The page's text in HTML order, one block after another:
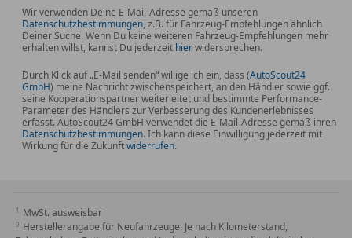
Technologie & Performance:
Angetrieben von einem 4,4 l V8 Twin-Turbo, liefert
dieses Kunstwerk auf Rädern kräftige 530 PS,
kombiniert mit serienmäßiger xDrive-Allrad.
Ausstattung auf höchstem Niveau: Integral-
Parkassistenzsystem Plus, HiFi System von Bowers
& Wilkins, volldigitales Live Cockpit Professional
Wir verwenden Deine E-Mail-Adresse gemäß unseren
Datenschutzbestimmungen, z.B. für Fahrzeug-Empfehlungen ähnlich
Deiner Suche. Wenn Du keine weiteren Fahrzeug-Empfehlungen mehr
erhalten willst, kannst Du jederzeit hierwidersprechen.
Durch Klick auf „E-Mail senden“ willige ich ein, dass (AutoScout24
GmbH) meine Nachricht zwischenspeichert, an den Händler sowie ggf.
seine Kooperationspartner weiterleitet und bestimmte Performance-
Parameter des Händlers zur Verbesserung des Kundenerlebnisses
erfasst. AutoScout24 GmbH verwendet die E-Mail-Adresse gemäß ihren
Datenschutzbestimmungen. Ich kann diese Einwilligung jederzeit mit
Wirkung für die Zukunftwiderrufen.
MwSt. ausweisbar
Herstellerangabe für Neufahrzeuge. Je nach Kilometerstand,